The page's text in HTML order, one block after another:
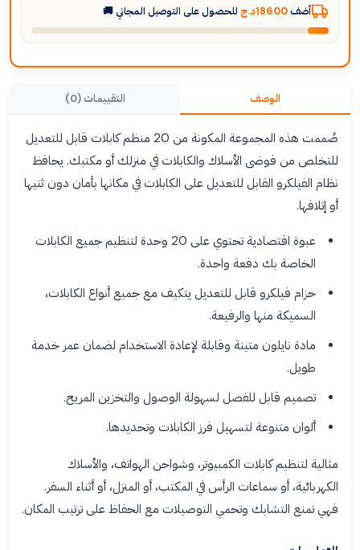
أضف 18600د.ج للحصول على التوصيل المجاني 🚚
الوصف التقييمات (0)
صُممت هذه المجموعة المكونة من 20 منظم كابلات قابل للتعديل
للتخلص من فوضى الأسلاك والكابلات في منزلك أو مكتبك. يحافظ
نظام الفيلكرو القابل للتعديل على الكابلات في مكانها بأمان دون ثنيها
أو إتلافها.
عبوة اقتصادية تحتوي على 20 وحدة لتنظيم جميع الكابلات
الخاصة بك دفعة واحدة.
حزام فيلكرو قابل للتعديل يتكيف مع جميع أنواع الكابلات،
السميكة منها والرفيعة.
مادة نايلون متينة وقابلة لإعادة الاستخدام لضمان عمر خدمة
طويل.
تصميم قابل للفصل لسهولة الوصول والتخزين المريح.
ألوان متنوعة لتسهيل فرز الكابلات وتحديدها.
مثالية لتنظيم كابلات الكمبيوتر، وشواحن الهواتف، والأسلاك
الكهربائية، أو سماعات الرأس في المكتب، أو المنزل، أو أثناء السفر.
فهي تمنع التشابك وتحمي التوصيلات مع الحفاظ على ترتيب المكان.